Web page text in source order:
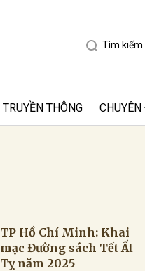
Tìm kiếm
TRUYỀN THÔNG
TP Hồ Chí Minh: Khai
mạc Đường sách Tết Ất
Tỵ năm 2025